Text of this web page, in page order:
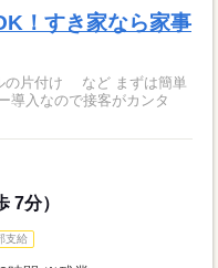
！すき家なら家事
の片付け など まずは簡単
7分）
支給